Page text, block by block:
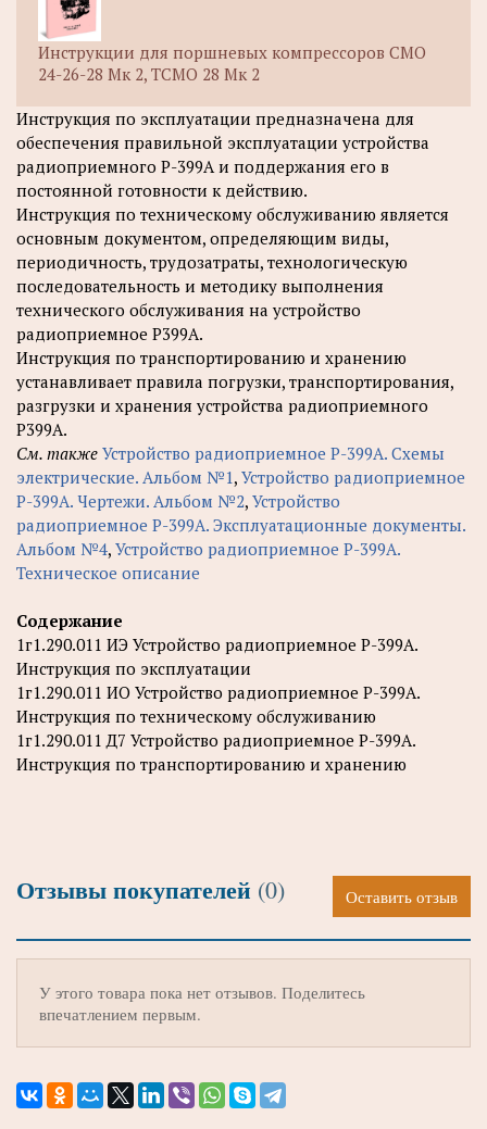
Инструкции для поршневых компрессоров СМО
24-26-28 Мк 2, ТСМО 28 Мк 2
Инструкция по эксплуатации предназначена для
обеспечения правильной эксплуатации устройства
радиоприемного Р-399А и поддержания его в
постоянной готовности к действию.
Инструкция по техническому обслуживанию является
основным документом, определяющим виды,
периодичность, трудозатраты, технологическую
последовательность и методику выполнения
технического обслуживания на устройство
радиоприемное Р399А.
Инструкция по транспортированию и хранению
устанавливает правила погрузки, транспортирования,
разгрузки и хранения устройства радиоприемного
Р399А.
См. также Устройство радиоприемное Р-399А. Схемы
электрические. Альбом №1, Устройство радиоприемное
Р-399А. Чертежи. Альбом №2, Устройство
радиоприемное Р-399А. Эксплуатационные документы.
Альбом №4, Устройство радиоприемное Р-399А.
Техническое описание
Содержание
1г1.290.011 ИЭ Устройство радиоприемное Р-399А.
Инструкция по эксплуатации
1г1.290.011 ИО Устройство радиоприемное Р-399А.
Инструкция по техническому обслуживанию
1г1.290.011 Д7 Устройство радиоприемное Р-399А.
Инструкция по транспортированию и хранению
Отзывы покупателей (0) Оставить отзыв
У этого товара пока нет отзывов. Поделитесь
впечатлением первым.